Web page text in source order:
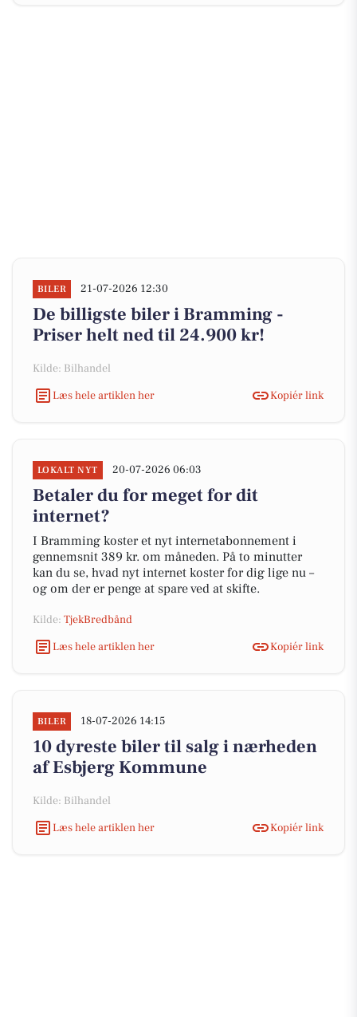
BILER 21-07-2026 12:30
De billigste biler i Bramming -
Priser helt ned til 24.900 kr!
Kilde: Bilhandel
Læs hele artiklen her
Kopiér link
LOKALT NYT 20-07-2026 06:03
Betaler du for meget for dit
internet?
I Bramming koster et nyt internetabonnement i
gennemsnit 389 kr. om måneden. På to minutter
kan du se, hvad nyt internet koster for dig lige nu –
og om der er penge at spare ved at skifte.
Kilde: TjekBredbånd
Læs hele artiklen her
Kopiér link
BILER 18-07-2026 14:15
10 dyreste biler til salg i nærheden
af Esbjerg Kommune
Kilde: Bilhandel
Læs hele artiklen her
Kopiér link